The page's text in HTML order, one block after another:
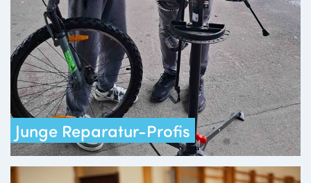
Junge Reparatur-Profis